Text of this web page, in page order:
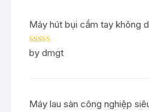
Máy hút bụi cầm tay không
Rated5out
of 5
by dmgt
Máy lau sàn công nghiệp